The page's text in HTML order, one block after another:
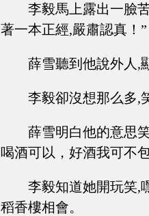
李毅馬上露出一臉
著一本正經,嚴肅認真！”
薛雪聽到他說外人,
李毅卻沒想那么多,
薛雪明白他的意思
喝酒可以，好酒我可不
李毅知道她開玩笑,
稻香樓相會。